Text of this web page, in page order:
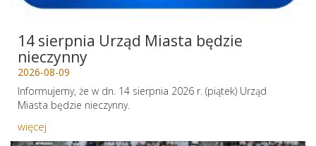
14 sierpnia Urząd Miasta będzie
nieczynny
2026-08-09
Informujemy, że w dn. 14 sierpnia 2026 r. (piątek) Urząd
Miasta będzie nieczynny.
więcej